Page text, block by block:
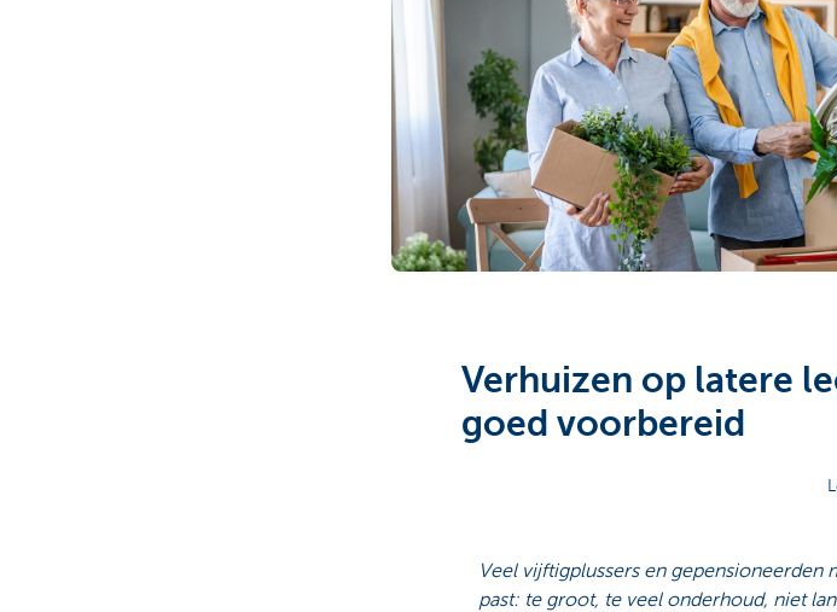
Verhuizen op latere
goed voorbereid
Veel vijftigplussers en
past: te groot, te veel onderhoud, niet